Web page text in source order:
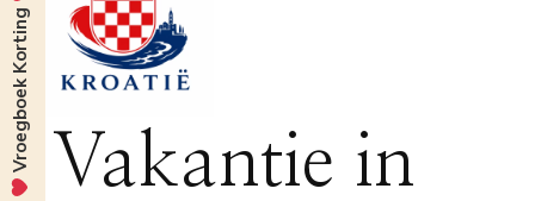
Vakantie in
Vroegboek Korting